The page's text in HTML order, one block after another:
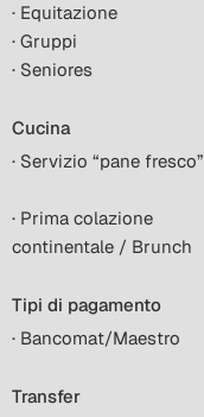
· Equitazione
· Gruppi
· Seniores
Cucina
· Servizio “pane fresco”
· Prima colazione
continentale / Brunch
Tipi di pagamento
· Bancomat/Maestro
Transfer